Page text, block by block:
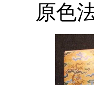
原色